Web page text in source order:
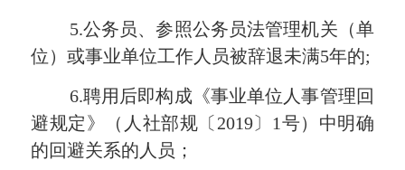
5.公务员、参照公务员法管理机关（单
位）或事业单位工作人员被辞退未满5年的;
6.聘用后即构成《事业单位人事管理回
避规定》（人社部规〔2019〕1号）中明确
的回避关系的人员；